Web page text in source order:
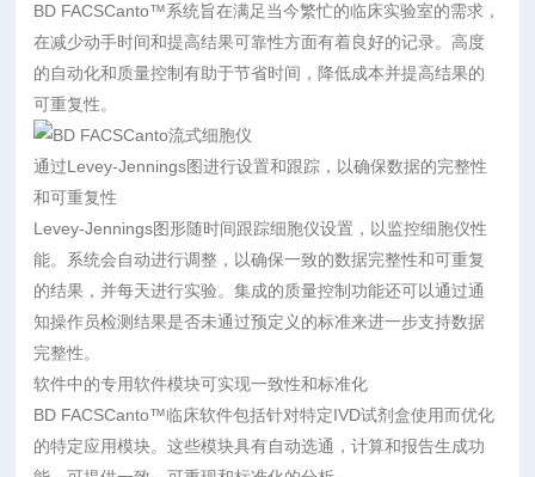
BD FACSCanto™系统旨在满足当今繁忙的临床实验室的需求，
在减少动手时间和提高结果可靠性方面有着良好的记录。高度
的自动化和质量控制有助于节省时间，降低成本并提高结果的
可重复性。
通过Levey-Jennings图进行设置和跟踪，以确保数据的完整性
和可重复性
Levey-Jennings图形随时间跟踪细胞仪设置，以监控细胞仪性
能。系统会自动进行调整，以确保一致的数据完整性和可重复
的结果，并每天进行实验。集成的质量控制功能还可以通过通
知操作员检测结果是否未通过预定义的标准来进一步支持数据
完整性。
软件中的专用软件模块可实现一致性和标准化
BD FACSCanto™临床软件包括针对特定IVD试剂盒使用而优化
的特定应用模块。这些模块具有自动选通，计算和报告生成功